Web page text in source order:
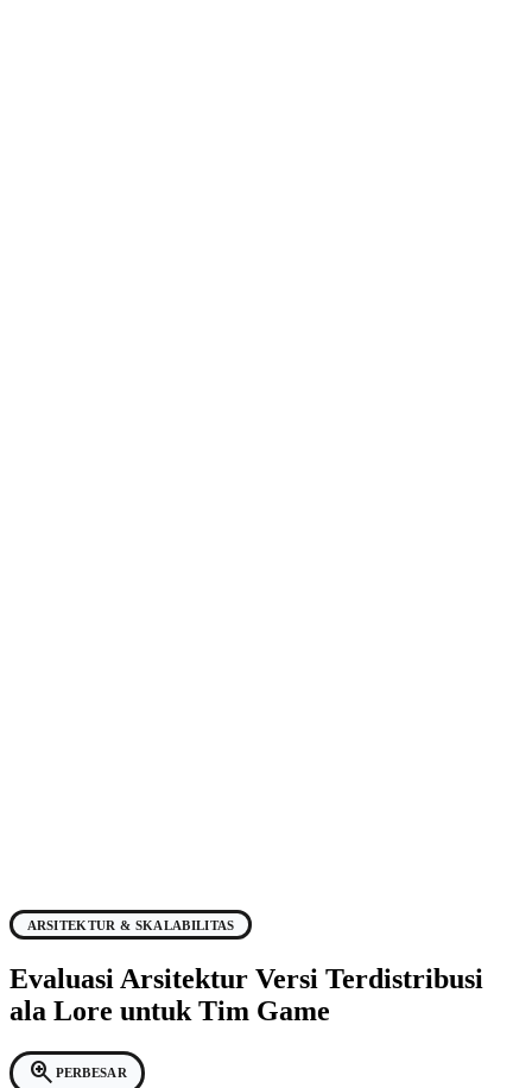
ARSITEKTUR & SKALABILITAS
Evaluasi Arsitektur Versi Terdistribusi
ala Lore untuk Tim Game
zoom_in PERBESAR